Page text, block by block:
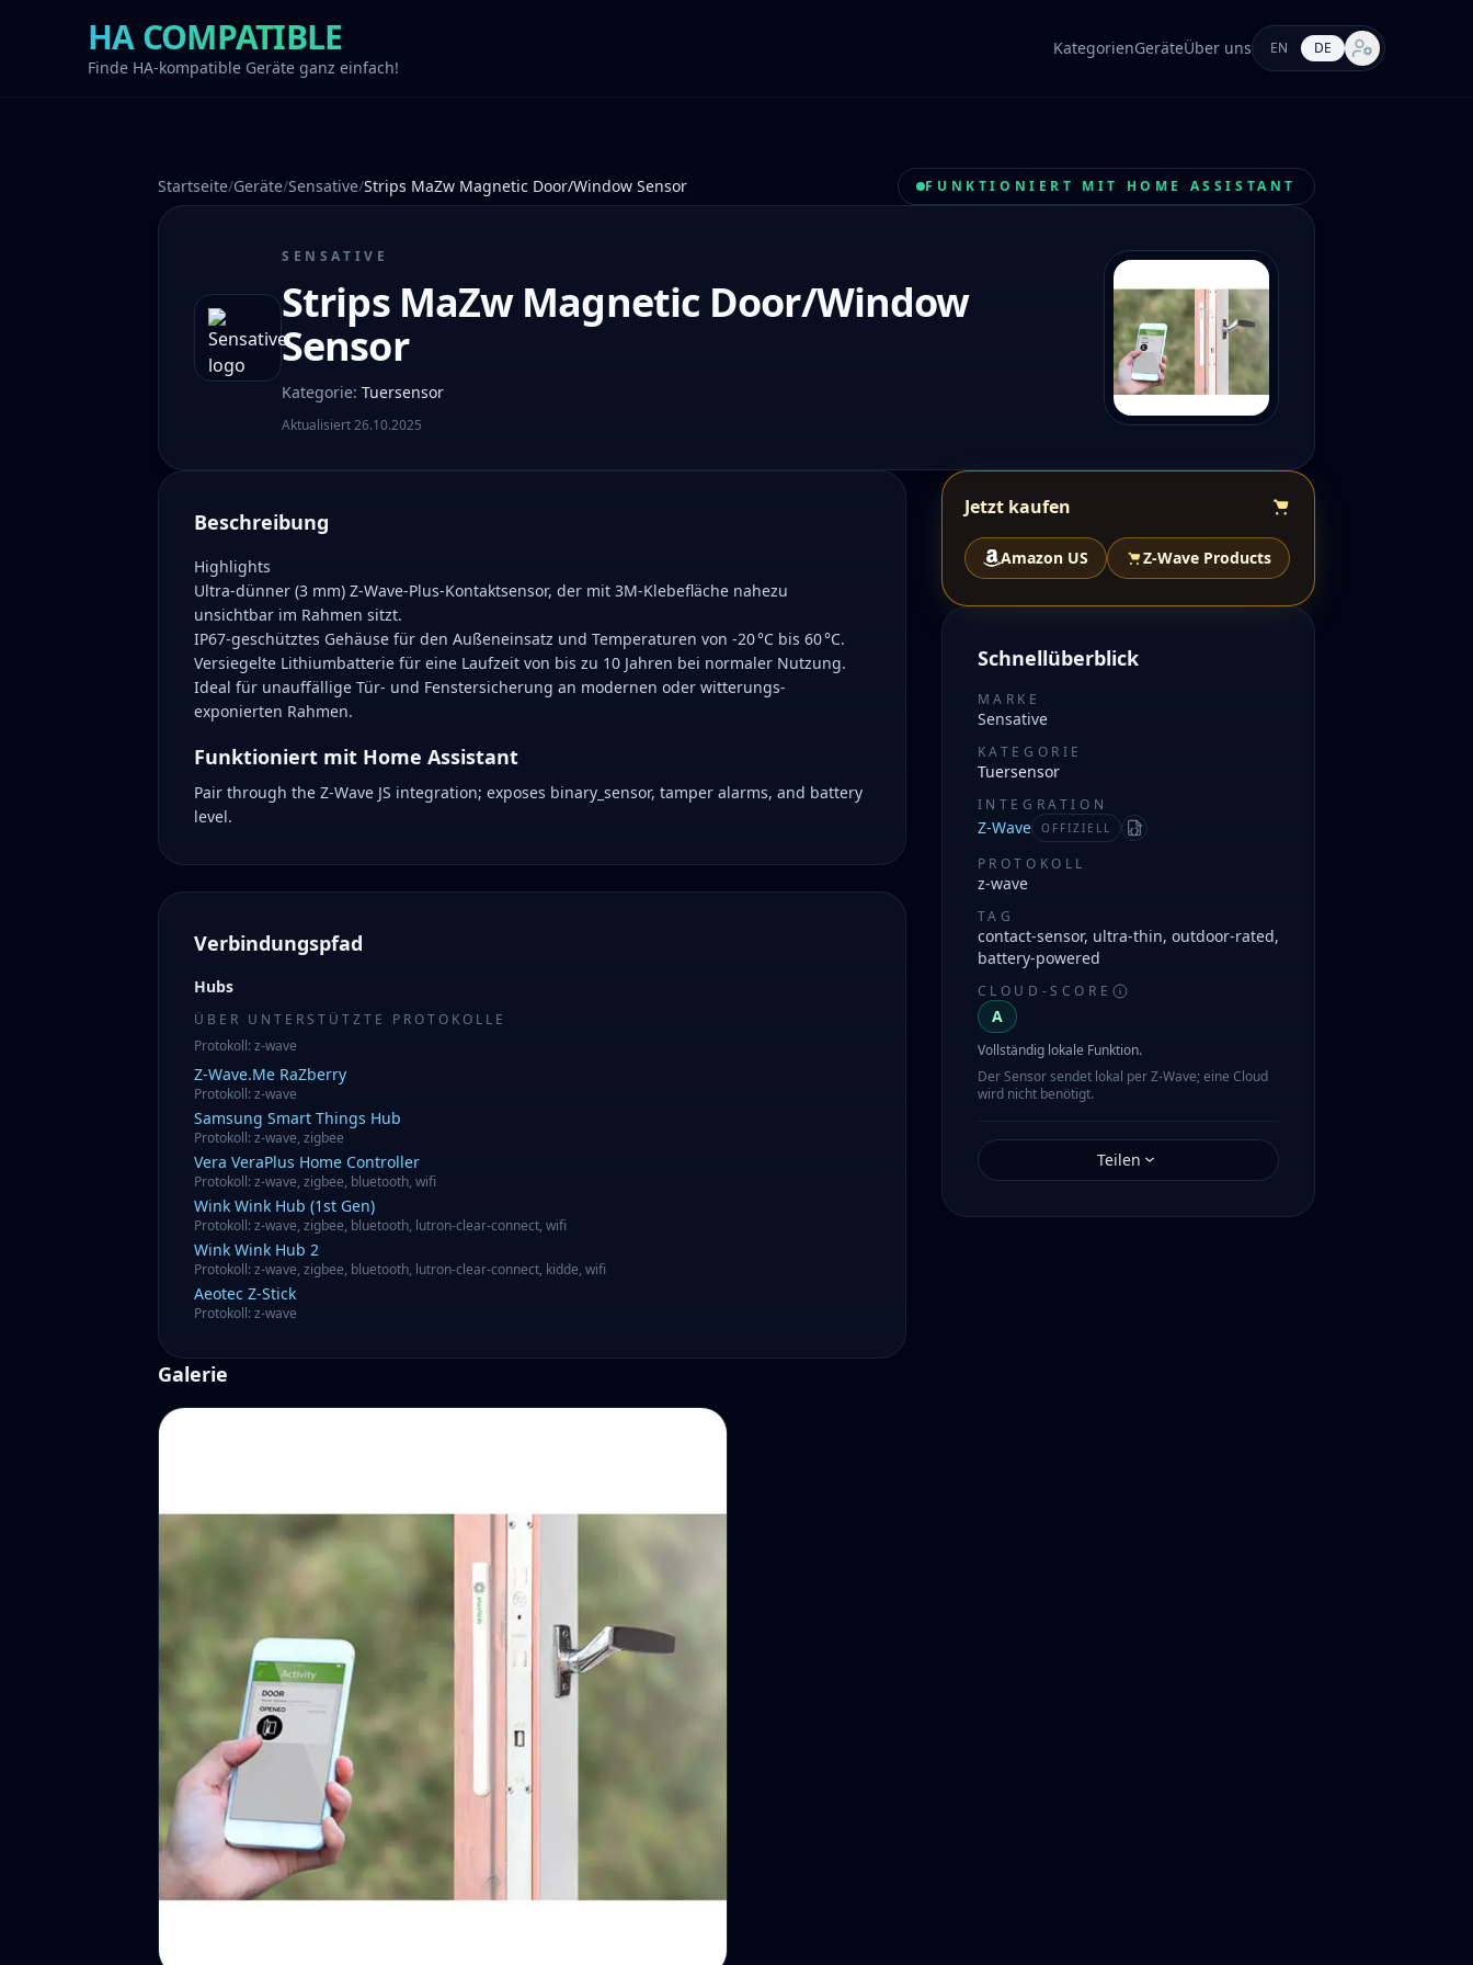
HA COMPATIBLE
Finde HA-kompatible Geräte ganz einfach!
KategorienGeräteÜber uns EN DE Markt-
Startseite/Geräte/Sensative/Strips MaZw Magnetic Door/Window Sensor FUNKTIONIERT MIT HOME ASSISTANT
SENSATIVE
Strips MaZw Magnetic Door/Window
Sensor
Kategorie: Tuersensor
Aktualisiert26.10.2025
Beschreibung
Highlights
Ultra-dünner (3 mm) Z-Wave-Plus-Kontaktsensor, der mit 3M-Klebefläche nahezu
unsichtbar im Rahmen sitzt.
IP67-geschütztes Gehäuse für den Außeneinsatz und Temperaturen von -20 °C bis 60 °C.
Versiegelte Lithiumbatterie für eine Laufzeit von bis zu 10 Jahren bei normaler Nutzung.
Ideal für unauffällige Tür- und Fenstersicherung an modernen oder witterungs-
exponierten Rahmen.
Funktioniert mit Home Assistant
Pair through the Z-Wave JS integration; exposes binary_sensor, tamper alarms, and battery
level.
Verbindungspfad
Hubs
ÜBER UNTERSTÜTZTE PROTOKOLLE
Protokoll:z-wave
Z-Wave.Me RaZberry
Protokoll:z-wave
Samsung Smart Things Hub
Protokoll:z-wave, zigbee
Vera VeraPlus Home Controller
Protokoll:z-wave, zigbee, bluetooth, wifi
Wink Wink Hub (1st Gen)
Protokoll:z-wave, zigbee, bluetooth, lutron-clear-connect, wifi
Wink Wink Hub 2
Protokoll:z-wave, zigbee, bluetooth, lutron-clear-connect, kidde, wifi
Aeotec Z-Stick
Protokoll:z-wave
Jetzt kaufen
Amazon US Z-Wave Products
Schnellüberblick
MARKE
Sensative
KATEGORIE
Tuersensor
INTEGRATION
Z-Wave OFFIZIELL Manifest
PROTOKOLL
z-wave
TAG
contact-sensor, ultra-thin, outdoor-rated,
battery-powered
CLOUD-SCORE
A
Vollständig lokale Funktion.
Der Sensor sendet lokal per Z-Wave; eine Cloud
wird nicht benötigt.
Teilen
Galerie